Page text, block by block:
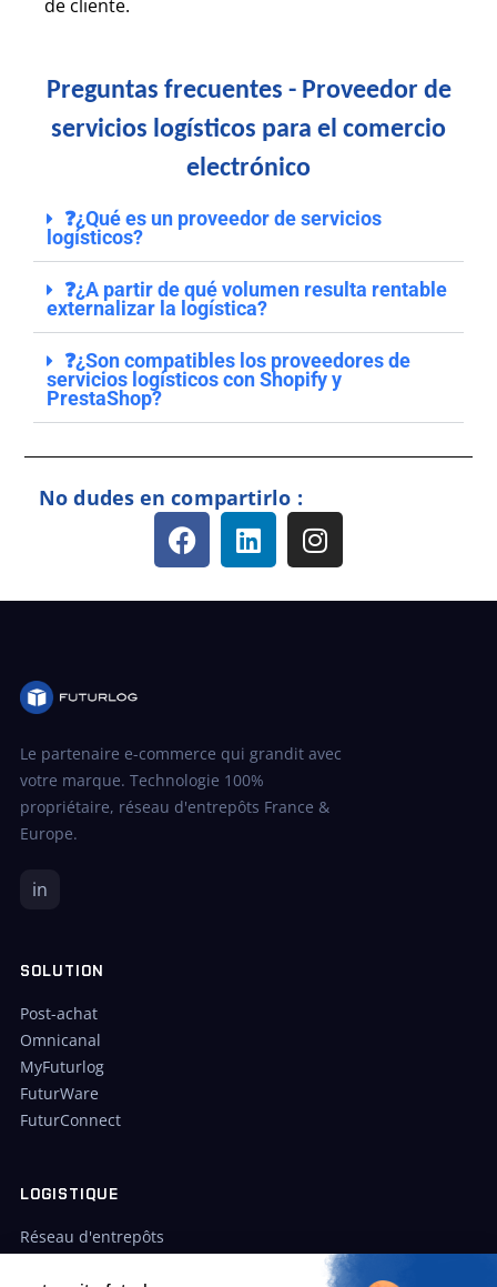
de cliente.
Preguntas frecuentes - Proveedor de
servicios logísticos para el comercio
electrónico
❓¿Qué es un proveedor de servicios
logísticos?
❓¿A partir de qué volumen resulta rentable
externalizar la logística?
❓¿Son compatibles los proveedores de
servicios logísticos con Shopify y
PrestaShop?
No dudes en compartirlo :
Le partenaire e-commerce qui grandit avec
votre marque. Technologie 100%
propriétaire, réseau d'entrepôts France &
Europe.
in
SOLUTION
Post-achat
Omnicanal
MyFuturlog
FuturWare
FuturConnect
LOGISTIQUE
Réseau d'entrepôts